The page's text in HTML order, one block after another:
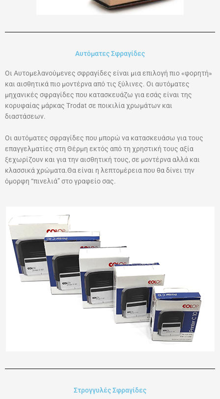
Αυτόματες Σφραγίδες
Οι Αυτομελανούμενες σφραγίδες είναι μια επιλογή πιο «φορητή»
και αισθητικά πιο μοντέρνα από τις ξύλινες. Οι αυτόματες
μηχανικές σφραγίδες που κατασκευάζω για εσάς είναι της
κορυφαίας μάρκας Τrodat σε ποικιλία χρωμάτων και
διαστάσεων.
Οι αυτόματες σφραγίδες που μπορώ να κατασκευάσω για τους
επαγγελματίες στη Θέρμη εκτός από τη χρηστική τους αξία
ξεχωρίζουν και για την αισθητική τους, σε μοντέρνα αλλά και
κλασσικά χρώματα.Θα είναι η λεπτομέρεια που θα δίνει την
όμορφη “πινελιά” στο γραφείο σας.
Στρογγυλές Σφραγίδες